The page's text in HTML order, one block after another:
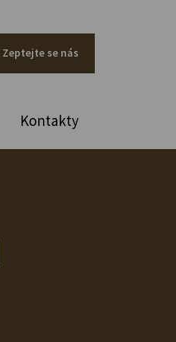
Zeptejte se nás
Kontakty